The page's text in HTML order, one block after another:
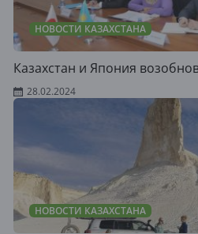
НОВОСТИ КАЗАХСТАНА
Казахстан и Япония
28.02.2024
НОВОСТИ КАЗАХСТАНА